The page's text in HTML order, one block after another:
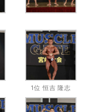
1位 恒吉 隆志